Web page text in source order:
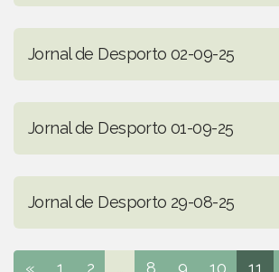
Jornal de Desporto 02-09-25
Jornal de Desporto 01-09-25
Jornal de Desporto 29-08-25